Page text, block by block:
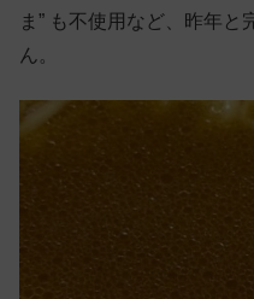
ま” も不使用など、昨年
ん。